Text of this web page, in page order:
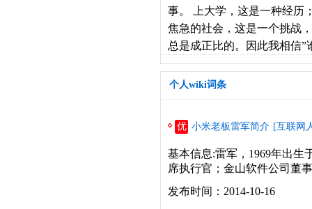
事。 上大学，这是一种经历
焦急的社会，这是一个挑战
总是成正比的。因此我相信”
个人wiki词条
优 小米老板雷军简介 [互联网
基本信息:雷军，1969年出生
席执行官；金山软件公司董
发布时间：2014-10-16